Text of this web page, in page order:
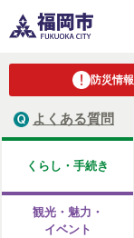
防災情報
よくある質問
くらし・手続き
観光・魅力・
イベント